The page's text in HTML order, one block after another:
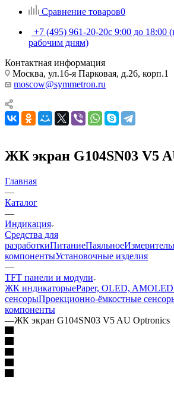
Сравнение товаров0
+7 (495) 961-20-20с 9:00 до
рабочим дням)
Контактная информация
Москва, ул.16-я Парковая, д.26, корп.1
moscow@symmetron.ru
ЖК экран G104SN03 V5
Главная
—
Каталог
—
Индикация
Средства для
разработкиПитаниеПаяльное
компонентыУстановочные изделия
—
TFT панели и модули
ЖК индикаторыePaper, OLED, AMOLED
сенсорыПроекционно-ёмкостные
компоненты
—ЖК экран G104SN03 V5 AU Optronics